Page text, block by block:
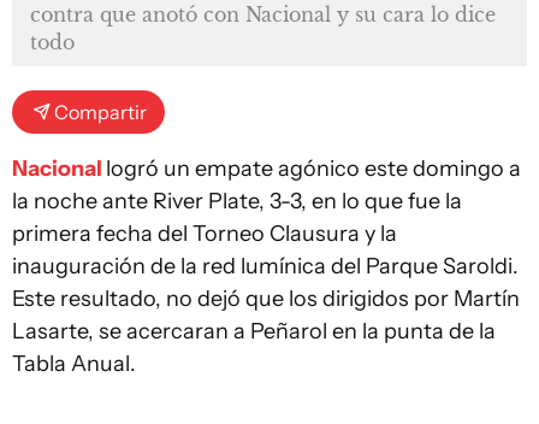
contra que anotó con Nacional y su cara lo dice
todo
Compartir
Nacional logró un empate agónico este domingo a
la noche ante River Plate, 3-3, en lo que fue la
primera fecha del Torneo Clausura y la
inauguración de la red lumínica del Parque Saroldi.
Este resultado, no dejó que los dirigidos por Martín
Lasarte, se acercaran a Peñarol en la punta de la
Tabla Anual.